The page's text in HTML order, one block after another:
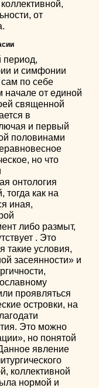
от
период,
и симфонии
сам по себе
начале от единой
священной
в
и первый
половинами
но что
онтология
тогда как на
иная,
либо размыт,
. Это
такие условия,
засеянности» и
проявляться
островки, на
Это можно
но понятой
явление
коллективной
нормой и